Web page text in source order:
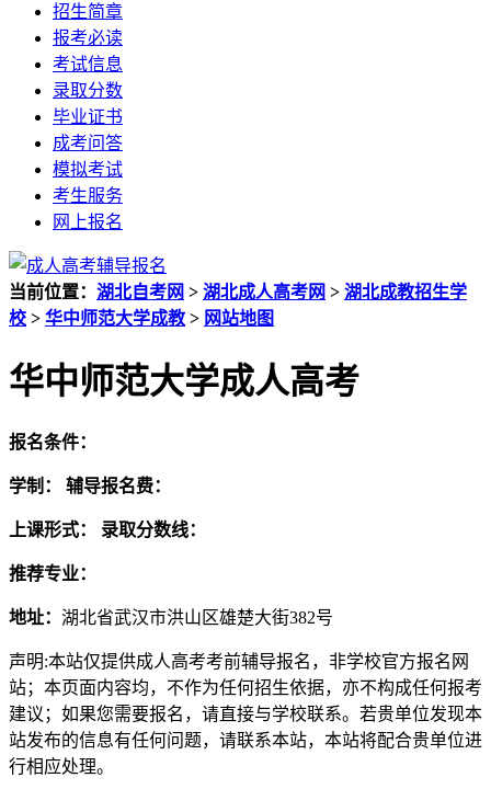
招生简章
报考必读
考试信息
录取分数
毕业证书
成考问答
模拟考试
考生服务
网上报名
当前位置： 湖北自考网 > 湖北成人高考网 > 湖北成教招生学
校 > 华中师范大学成教 > 网站地图
华中师范大学成人高考
报名条件：
学制： 辅导报名费：
上课形式： 录取分数线：
推荐专业：
地址： 湖北省武汉市洪山区雄楚大街382号
声明:本站仅提供成人高考考前辅导报名，非学校官方报名网
站；本页面内容均，不作为任何招生依据，亦不构成任何报考
建议；如果您需要报名，请直接与学校联系。若贵单位发现本
站发布的信息有任何问题，请联系本站，本站将配合贵单位进
行相应处理。